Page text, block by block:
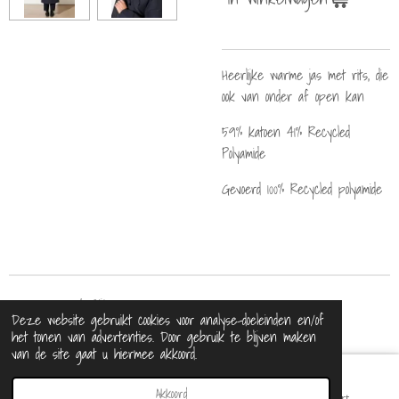
Deze website gebruikt cookies voor analyse-doeleinden en/of
het tonen van advertenties. Door gebruik te blijven maken
van de site gaat u hiermee akkoord.
Akkoord
Heerlijke warme jas met rits, die
ook van onder af open kan
59% katoen 41% Recycled
Polyamide
Gevoerd 100% Recycled polyamide
© 2021 - 2026 BijDaan
Powered byJouwWeb